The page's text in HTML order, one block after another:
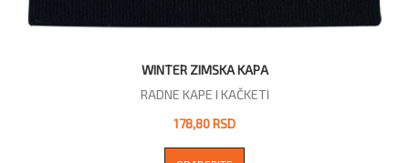
WINTER ZIMSKA KAPA
RADNE KAPE I KAČKETI
178,80 RSD